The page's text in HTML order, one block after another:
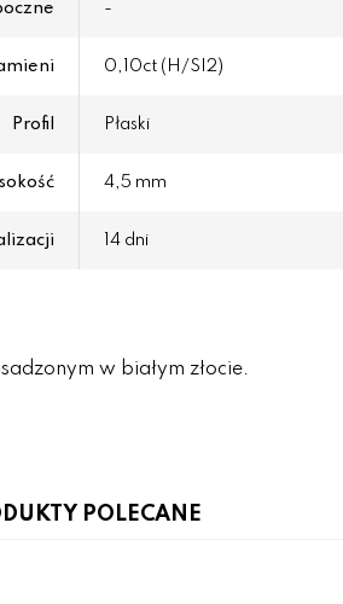
-
0,10ct (H/SI2)
Profil Płaski
4,5 mm
14 dni
w białym złocie.
POLECANE